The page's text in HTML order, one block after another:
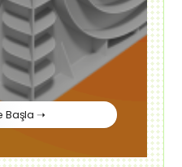
Başla ➝